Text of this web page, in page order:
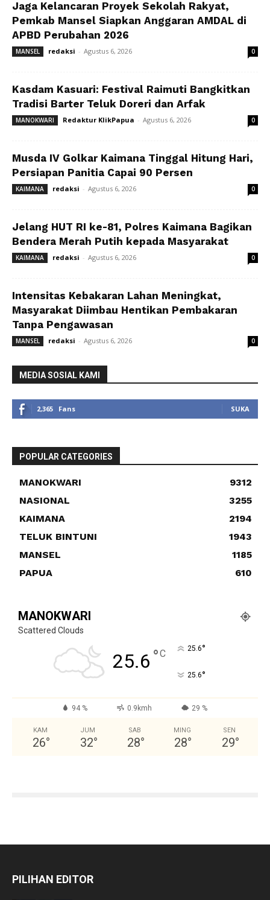
Jaga Kelancaran Proyek Sekolah Rakyat,
Pemkab Mansel Siapkan Anggaran AMDAL di
APBD Perubahan 2026
MANSEL redaksi - Agustus 6, 2026 0
Kasdam Kasuari: Festival Raimuti Bangkitkan
Tradisi Barter Teluk Doreri dan Arfak
MANOKWARI Redaktur KlikPapua - Agustus 6, 2026 0
Musda IV Golkar Kaimana Tinggal Hitung Hari,
Persiapan Panitia Capai 90 Persen
KAIMANA redaksi - Agustus 6, 2026 0
Jelang HUT RI ke-81, Polres Kaimana Bagikan
Bendera Merah Putih kepada Masyarakat
KAIMANA redaksi - Agustus 6, 2026 0
Intensitas Kebakaran Lahan Meningkat,
Masyarakat Diimbau Hentikan Pembakaran
Tanpa Pengawasan
MANSEL redaksi - Agustus 6, 2026 0
MEDIA SOSIAL KAMI
2,365 Fans SUKA
POPULAR CATEGORIES
MANOKWARI
9312
NASIONAL
3255
KAIMANA
2194
TELUK BINTUNI
1943
MANSEL
1185
PAPUA
610
MANOKWARI
Scattered Clouds
25.6 °C 25.6°
25.6°
94 % 0.9kmh 29 %
KAM
26°
JUM
32°
SAB
28°
MING
28°
SEN
29°
PILIHAN EDITOR